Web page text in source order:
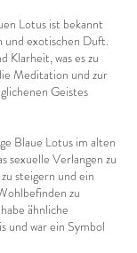
Lotus ist bekannt
und exotischen Duft.
Klarheit, was es zu
Meditation und zur
Geistes
Blaue Lotus im alten
sexuelle Verlangen zu
steigern und ein
zu
ähnliche
und war ein Symbol